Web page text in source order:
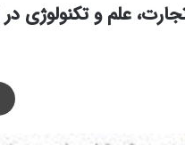
علم و تکنولوژی در